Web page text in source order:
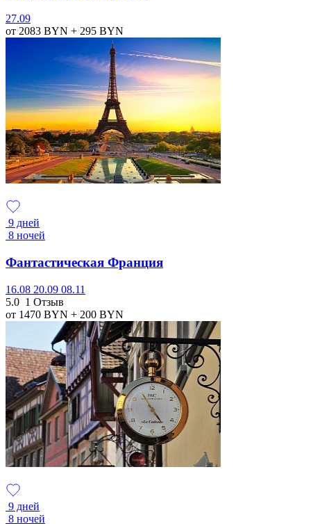
27.09
от 2083 BYN + 295 BYN
9 дней
8 ночей
Фантастическая Франция
16.08 20.09 08.11
5.0 1 Отзыв
от 1470 BYN + 200 BYN
9 дней
8 ночей